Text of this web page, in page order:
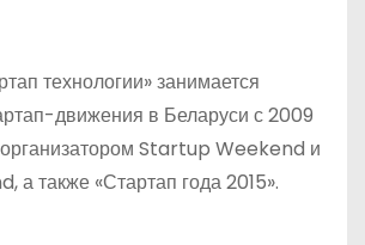
технологии» занимается
движения в Беларуси с 2009
организатором Startup Weekend и
а также «Стартап года 2015».